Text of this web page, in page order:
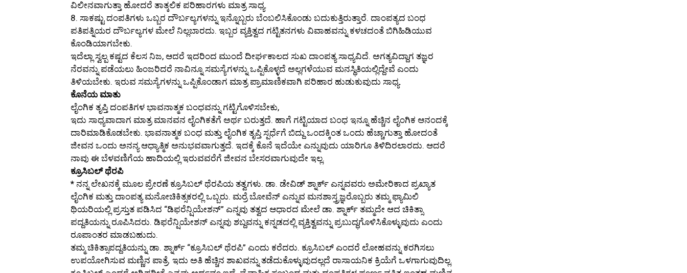
ವಿಲೀನವಾಗುತ್ತಾ ಹೋದರೆ ತಾತ್ಕಲಿಕ ಪರಿಹಾರಗಳು ಮಾತ್ರ ಸಾಧ್ಯ.
8. ಸಾಕಷ್ಟು ದಂಪತಿಗಳು ಒಬ್ಬರ ದೌರ್ಬಲ್ಯಗಳನ್ನು ಇನ್ನೊಬ್ಬರು ಬೆಂಬಲಿಸಿಕೊಂಡು ಬದುಕುತ್ತಿರುತ್ತಾರೆ. ದಾಂಪತ್ಯದ ಬಂಧ
ಪತಿಪತ್ನಿಯರ ದೌರ್ಬಲ್ಯಗಳ ಮೇಲೆ ನಿಲ್ಲಬಾರದು. ಇಬ್ಬರ ವ್ಯಕ್ತಿತ್ವದ ಗಟ್ಟಿತನಗಳು ವಿವಾಹವನ್ನು ಕಳಚದಂತೆ ಬಿಗಿಹಿಡಿಯುವ
ಕೊಂಡಿಯಾಗಬೇಕು.
ಇದೆಲ್ಲಾ ಸ್ವಲ್ಪ ಕಷ್ಟದ ಕೆಲಸ ನಿಜ, ಆದರೆ ಇದರಿಂದ ಮುಂದೆ ದೀರ್ಘಕಾಲದ ಸುಖ ದಾಂಪತ್ಯ ಸಾಧ್ಯವಿದೆ. ಅಗತ್ಯವಿದ್ದಾಗ ತಜ್ಞರ
ನೆರವನ್ನು ಪಡೆಯಲು ಹಿಂಜರಿದರೆ ನಾವಿನ್ನೂ ಸಮಸ್ಯೆಗಳನ್ನು ಒಪ್ಪಿಕೊಳ್ಳದೆ ಅಲ್ಲಗಳೆಯುವ ಮನಸ್ಥಿತಿಯಲ್ಲಿದ್ದೇವೆ ಎಂದು
ತಿಳಿಯಬೇಕು. ಇರುವ ಸಮಸ್ಯೆಗಳನ್ನು ಒಪ್ಪಿಕೊಂಡಾಗ ಮಾತ್ರ ಪ್ರಾಮಾಣಿಕವಾಗಿ ಪರಿಹಾರ ಹುಡುಕುವುದು ಸಾಧ್ಯ.
ಕೊನೆಯ ಮಾತು
ಲೈಂಗಿಕ ತೃಪ್ತಿ ದಂಪತಿಗಳ ಭಾವನಾತ್ಮಕ ಬಂಧವನ್ನು ಗಟ್ಟಿಗೊಳಿಸಬೇಕು,
ಇದು ಸಾಧ್ಯವಾದಾಗ ಮಾತ್ರ ಮಾನವನ ಲೈಂಗಿಕತೆಗೆ ಅರ್ಥ ಬರುತ್ತದೆ. ಹಾಗೆ ಗಟ್ಟಿಯಾದ ಬಂಧ ಇನ್ನೂ ಹೆಚ್ಚಿನ ಲೈಂಗಿಕ ಆನಂದಕ್ಕೆ
ದಾರಿಮಾಡಿಕೊಡಬೇಕು. ಭಾವನಾತ್ಮಕ ಬಂಧ ಮತ್ತು ಲೈಂಗಿಕ ತೃಪ್ತಿ ಸ್ಪರ್ಧೆಗೆ ಬಿದ್ದು ಒಂದಕ್ಕಿಂತ ಒಂದು ಹೆಚ್ಚಾಗುತ್ತಾ ಹೋದಂತೆ
ಜೀವನ ಒಂದು ಅನನ್ಯ ಆಧ್ಯಾತ್ಮಿಕ ಅನುಭವವಾಗುತ್ತದೆ. ಇದಕ್ಕೆ ಕೊನೆ ಇದೆಯೇ ಎನ್ನುವುದು ಯಾರಿಗೂ ತಿಳಿದಿರಲಾರದು. ಆದರೆ
ನಾವು ಈ ಬೆಳವಣಿಗೆಯ ಹಾದಿಯಲ್ಲಿ ಇರುವವರೆಗೆ ಜೀವನ ಬೇಸರವಾಗುವುದೇ ಇಲ್ಲ.
ಕ್ರೂಸಿಬಲ್ ಥೆರಪಿ
* ನನ್ನ ಲೇಖನಕ್ಕೆ ಮೂಲ ಪ್ರೇರಣೆ ಕ್ರೂಸಿಬಲ್ ಥೆರಪಿಯ ತತ್ವಗಳು. ಡಾ. ಡೇವಿಡ್ ಶ್ನಾರ್ಕ್ ಎನ್ನವವರು ಅಮೇರಿಕಾದ ಪ್ರಖ್ಯಾತ
ಲೈಂಗಿಕ ಮತ್ತು ದಾಂಪತ್ಯ ಮನೋಚಿಕಿತ್ಸಕರಲ್ಲಿ ಒಬ್ಬರು. ಮರ್ರೆ ಬೋವೆನ್ ಎನ್ನುವ ಮನಶಾಸ್ತ್ರಜ್ಞರೊಬ್ಬರು ತಮ್ಮ ಫ್ಯಾಮಿಲಿ
ಥಿಯರಿಯಲ್ಲಿ ಪ್ರಸ್ತುತ ಪಡಿಸಿದ “ಡಿಫರೆನ್ಷಿಯೇಶನ್” ಎನ್ನವು ತತ್ವದ ಆಧಾರದ ಮೇಲೆ ಡಾ. ಶ್ನಾರ್ಕ್ ತಮ್ಮದೇ ಆದ ಚಿಕಿತ್ಸಾ
ಪದ್ದತಿಯನ್ನು ರೂಪಿಸಿದರು. ಡಿಫರೆನ್ಷಿಯೇಶನ್ ಎನ್ನವು ಶಬ್ದವನ್ನು ಕನ್ನಡದಲ್ಲಿ ವ್ಯಕ್ತಿತ್ವವನ್ನು ಪ್ರಬುದ್ಧಗೊಳಿಸಿಕೊಳ್ಳುವುದು ಎಂದು
ರೂಪಾಂತರ ಮಾಡಬಹುದು.
ತಮ್ಮ ಚಿಕಿತ್ಸಾಪದ್ದತಿಯನ್ನು ಡಾ. ಶ್ನಾರ್ಕ್ “ಕ್ರೂಸಿಬಲ್ ಥೆರಪಿ” ಎಂದು ಕರೆದರು. ಕ್ರೂಸಿಬಲ್ ಎಂದರೆ ಲೋಹವನ್ನು ಕರಗಿಸಲು
ಉಪಯೋಗಿಸುವ ಮಣ್ಣಿನ ಪಾತ್ರೆ. ಇದು ಅತಿ ಹೆಚ್ಚಿನ ಶಾಖವನ್ನು ತಡೆದುಕೊಳ್ಳುವುದಲ್ಲದೆ ರಾಸಾಯನಿಕ ಕ್ರಿಯೆಗೆ ಒಳಗಾಗುವುದಿಲ್ಲ.